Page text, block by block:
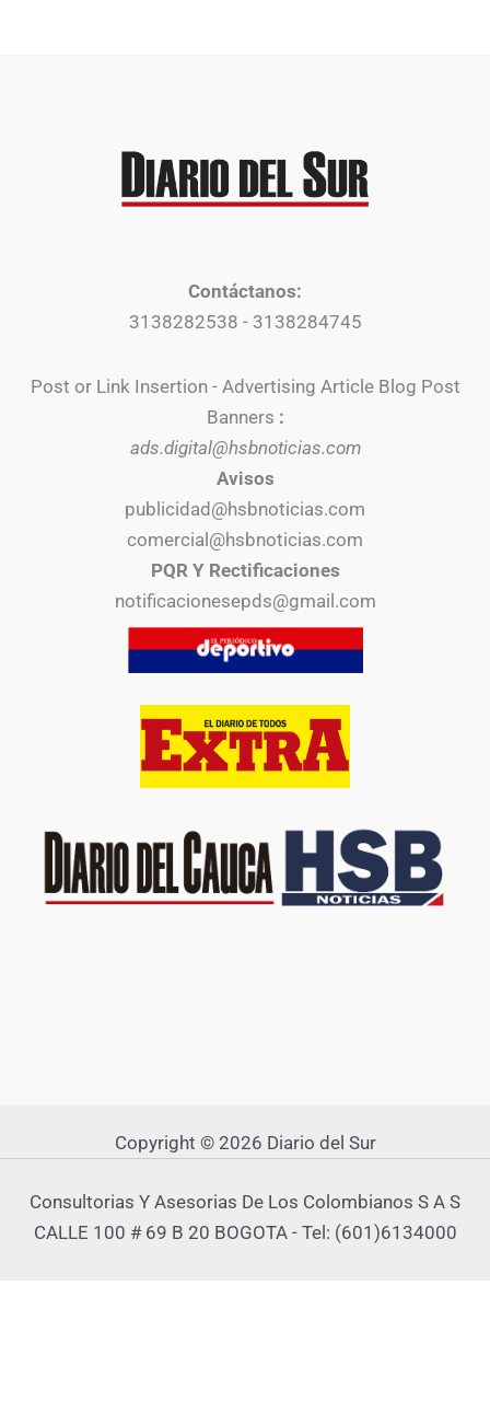
Contáctanos:
3138282538 - 3138284745
Post or Link Insertion - Advertising Article Blog Post
Banners :
ads.digital@hsbnoticias.com
Avisos
publicidad@hsbnoticias.com
comercial@hsbnoticias.com
PQR Y Rectificaciones
notificacionesepds@gmail.com
Copyright © 2026 Diario del Sur
Consultorias Y Asesorias De Los Colombianos S A S
CALLE 100 # 69 B 20 BOGOTA - Tel: (601)6134000